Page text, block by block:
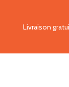
Livraison